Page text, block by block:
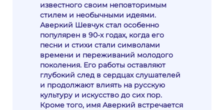
известного своим неповторимым
стилем и необычными идеями.
Аверкий Шевчук стал особенно
популярен в 90-х годах, когда его
песни и стихи стали символами
времени и переживаний молодого
поколения. Его работы оставляют
глубокий след в сердцах слушателей
и продолжают влиять на русскую
культуру и искусство до сих пор.
Кроме того, имя Аверкий встречается